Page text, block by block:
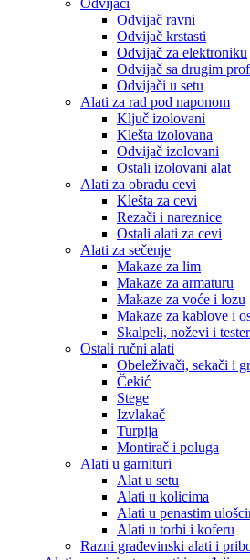
Odvijači
Odvijač ravni
Odvijač krstasti
Odvijač za elektroniku
Odvijač sa drugim
Odvijači u setu
Alati za rad pod naponom
Ključ izolovani
Klešta izolovana
Odvijač izolovani
Ostali izolovani alat
Alati za obradu cevi
Klešta za cevi
Rezači i nareznice
Ostali alati za cevi
Alati za sečenje
Makaze za lim
Makaze za armaturu
Makaze za voće i lozu
Makaze za kablove i
Skalpeli, noževi i
Ostali ručni alati
Obeleživači, sekači i
Čekić
Stege
Izvlakač
Turpija
Montirač i poluga
Alati u garnituri
Alat u setu
Alati u kolicima
Alati u penastim
Alati u torbi i koferu
Razni građevinski alati i